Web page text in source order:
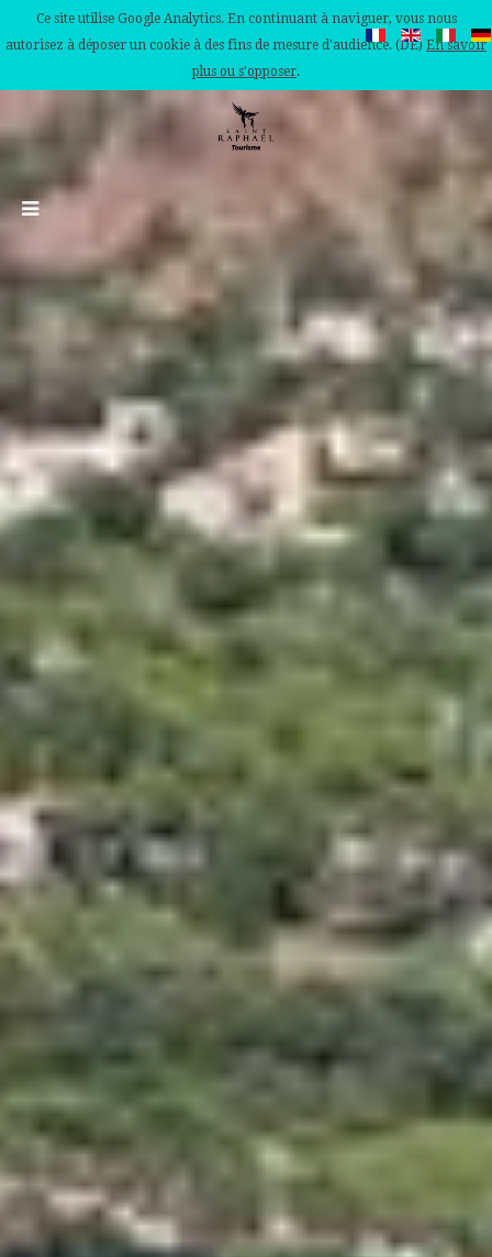
Ce site utilise Google Analytics. En continuant à naviguer, vous nous
autorisez à déposer un cookie à des fins de mesure d'audience. (DE) En savoir
plus ou s'opposer.